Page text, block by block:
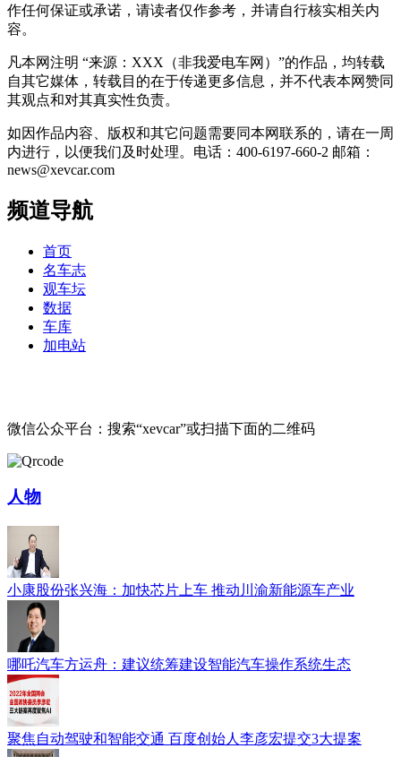
作任何保证或承诺，请读者仅作参考，并请自行核实相关内
容。
凡本网注明 “来源：XXX（非我爱电车网）”的作品，均转载
自其它媒体，转载目的在于传递更多信息，并不代表本网赞同
其观点和对其真实性负责。
如因作品内容、版权和其它问题需要同本网联系的，请在一周
内进行，以便我们及时处理。电话：400-6197-660-2 邮箱：
news@xevcar.com
频道导航
首页
名车志
观车坛
数据
车库
加电站
微信公众平台：搜索“xevcar”或扫描下面的二维码
人物
小康股份张兴海：加快芯片上车 推动川渝新能源车产业
哪吒汽车方运舟：建议统筹建设智能汽车操作系统生态
聚焦自动驾驶和智能交通 百度创始人李彦宏提交3大提案